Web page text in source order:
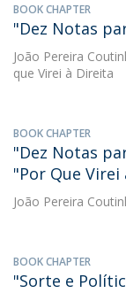
BOOK CHAPTER
"Dez Notas
João Pereira
que Virei à Direita
BOOK CHAPTER
"Dez Notas
"Por Que
João Pereira
BOOK CHAPTER
"Sorte e